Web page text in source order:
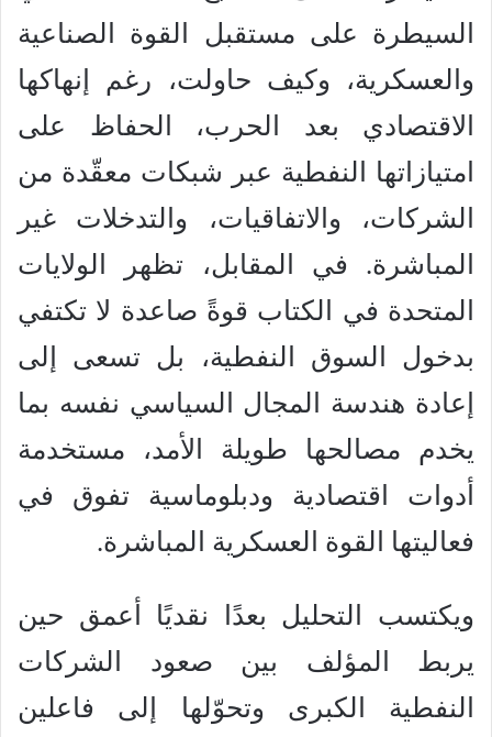
السيطرة على مستقبل القوة الصناعية
والعسكرية، وكيف حاولت، رغم إنهاكها
الاقتصادي بعد الحرب، الحفاظ على
امتيازاتها النفطية عبر شبكات معقّدة من
الشركات، والاتفاقيات، والتدخلات غير
المباشرة. في المقابل، تظهر الولايات
المتحدة في الكتاب قوةً صاعدة لا تكتفي
بدخول السوق النفطية، بل تسعى إلى
إعادة هندسة المجال السياسي نفسه بما
يخدم مصالحها طويلة الأمد، مستخدمة
أدوات اقتصادية ودبلوماسية تفوق في
فعاليتها القوة العسكرية المباشرة.
ويكتسب التحليل بعدًا نقديًا أعمق حين
يربط المؤلف بين صعود الشركات
النفطية الكبرى وتحوّلها إلى فاعلين